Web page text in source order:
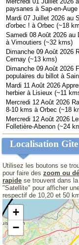
paysanes à Sap-en-
Mardi 07 Juillet 2026 au
d'orbec ! à Orbec (~18
Samedi 08 Août 2026 au
à Vimoutiers (~32 kms)
Dimanche 09 Août 2026
Cernay (~13 kms)
Dimanche 09 Août 2026
populaires du billot à
Mardi 11 Août 2026
herbier à Lisieux (~11
Mercredi 12 Août 2026
8-10 kms à Orbec (~18
Mercredi 12 Août 2026
Folletière-Abenon (~24
Localisation Gîte
Utilisez les boutons se
pour faire des zoom ou
rapide se trouvent dans
"Satellite" pour afficher
respectif de 10,20 et 50
+
−